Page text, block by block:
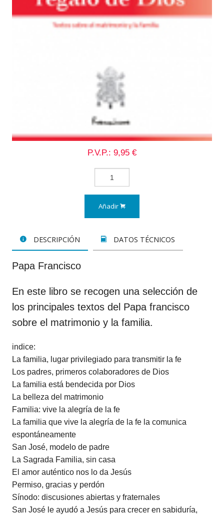
P.V.P.: 9,95 €
Añadir
DESCRIPCIÓN DATOS TÉCNICOS
Papa Francisco
En este libro se recogen una selección de
los principales textos del Papa francisco
sobre el matrimonio y la familia.
indice:
La familia, lugar privilegiado para transmitir la fe
Los padres, primeros colaboradores de Dios
La familia está bendecida por Dios
La belleza del matrimonio
Familia: vive la alegría de la fe
La familia que vive la alegría de la fe la comunica
espontáneamente
San José, modelo de padre
La Sagrada Familia, sin casa
El amor auténtico nos lo da Jesús
Permiso, gracias y perdón
Sínodo: discusiones abiertas y fraternales
San José le ayudó a Jesús para crecer en sabiduría,